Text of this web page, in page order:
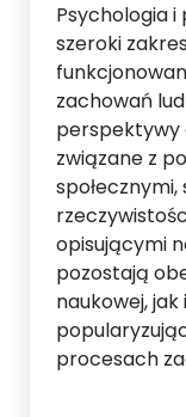
Psychologia
szeroki
zachowań
perspektywy
związane z
opisującymi
pozostają
naukowej,
procesach